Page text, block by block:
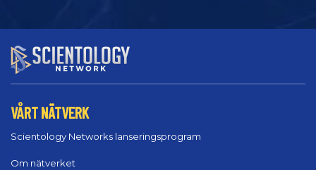
VÅRT NÄTVERK
Scientology Networks lanseringsprogram
Om nätverket